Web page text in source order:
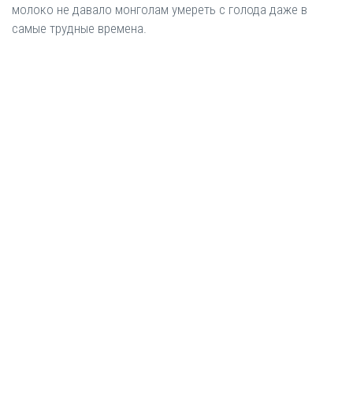
молоко не давало монголам умереть с голода даже в
самые трудные времена.